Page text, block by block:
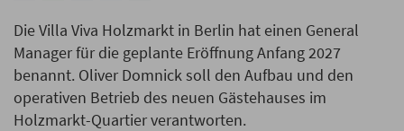
Die Villa Viva Holzmarkt in Berlin hat einen General
Manager für die geplante Eröffnung Anfang 2027
benannt. Oliver Domnick soll den Aufbau und den
operativen Betrieb des neuen Gästehauses im
Holzmarkt-Quartier verantworten.